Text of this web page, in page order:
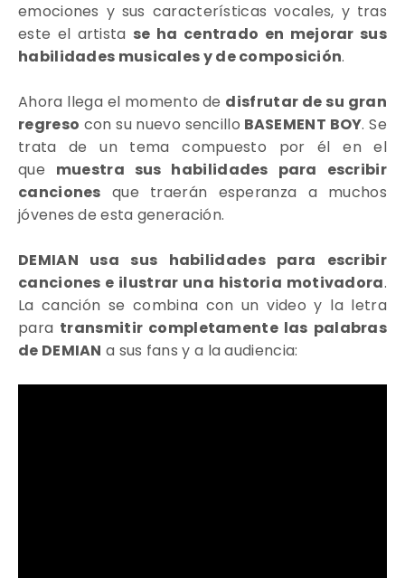
emociones y sus características vocales, y tras
este el artista se ha centrado en mejorar sus
habilidades musicales y de composición.
Ahora llega el momento de disfrutar de su gran
regreso con su nuevo sencillo BASEMENT BOY. Se
trata de un tema compuesto por él en el
que muestra sus habilidades para escribir
canciones que traerán esperanza a muchos
jóvenes de esta generación.
DEMIAN usa sus habilidades para escribir
canciones e ilustrar una historia motivadora.
La canción se combina con un video y la letra
para transmitir completamente las palabras
de DEMIAN a sus fans y a la audiencia: